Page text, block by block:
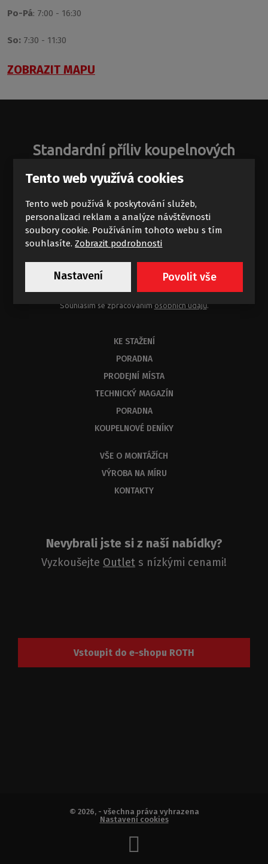
Po-Pá: 7:00 - 16:30
So: 7:30 - 11:30
ZOBRAZIT MAPU
Standardní příliv koupelnových
zajímavostí
Novinky a akce na e-mail
Chci dostávat výhodné nabídky
Souhlasím se zpracováním osobních údajů.
KE STAŽENÍ
PORADNA
PRODEJNÍ MÍSTA
TECHNICKÝ MAGAZÍN
PORADNA
KOUPELNOVÉ DENÍKY
VŠE O MONTÁŽÍCH
VÝROBA NA MÍRU
KONTAKTY
Nevybrali jste si z naší nabídky?
Vyzkoušejte Outlet s nízkými cenami!
Vstoupit do e-shopu ROTH
© 2026, - všechna práva vyhrazena
Nastavení cookies
Tento web využívá cookies
Tento web používá k poskytování služeb,
personalizaci reklam a analýze návštěvnosti
soubory cookie. Používáním tohoto webu s tím
souhlasíte.Zobrazit podrobnosti
Nastavení Povolit vše